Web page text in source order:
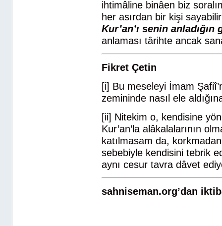
ihtimâline binâen biz
her asırdan bir kişi
Kur’an’ı senin
anlaması târihte ancak
Fikret Çetin
[i] Bu meseleyi İmam
zemininde nasıl ele
[ii] Nitekim o, kendisine
Kur’an’la alâkalalarının
katılmasam da,
sebebiyle kendisini tebrik
aynı cesur tavra dâvet
sahniseman.org’dan